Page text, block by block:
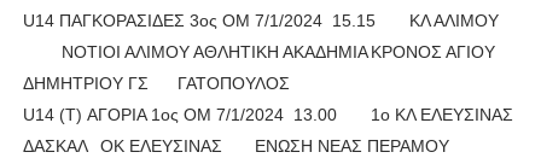
U14 ΠΑΓΚΟΡΑΣΙΔΕΣ 3ος ΟΜ 7/1/2024 15.15
ΚΛ ΑΛΙΜΟΥ
ΝΟΤΙΟΙ ΑΛΙΜΟΥ ΑΘΛΗΤΙΚΗ ΑΚΑΔΗΜΙΑΚΡΟΝΟΣ ΑΓΙΟΥ
ΔΗΜΗΤΡΙΟΥ ΓΣ
ΓΑΤΟΠΟΥΛΟΣ
U14 (Τ) ΑΓΟΡΙΑ 1ος ΟΜ 7/1/2024 13.00
1ο ΚΛ ΕΛΕΥΣΙΝΑΣ
ΔΑΣΚΑΛ
ΟΚ ΕΛΕΥΣΙΝΑΣ
ΕΝΩΣΗ ΝΕΑΣ ΠΕΡΑΜΟΥ